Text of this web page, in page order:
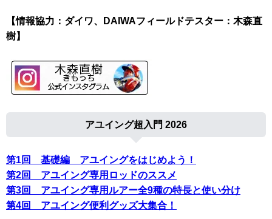
【情報協力：ダイワ、DAIWAフィールドテスター：木森直
樹】
アユイング超入門 2026
第1回 基礎編 アユイングをはじめよう！
第2回 アユイング専用ロッドのススメ
第3回 アユイング専用ルアー全9種の特長と使い分け
第4回 アユイング便利グッズ大集合！